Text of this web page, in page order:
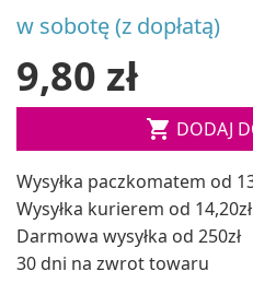
w sobotę (z dopłatą)
9,80 zł
 DODAJ
Wysyłka paczkomatem od
Wysyłka kurierem od 14,20zł
Darmowa wysyłka od 250zł
30 dni na zwrot towaru